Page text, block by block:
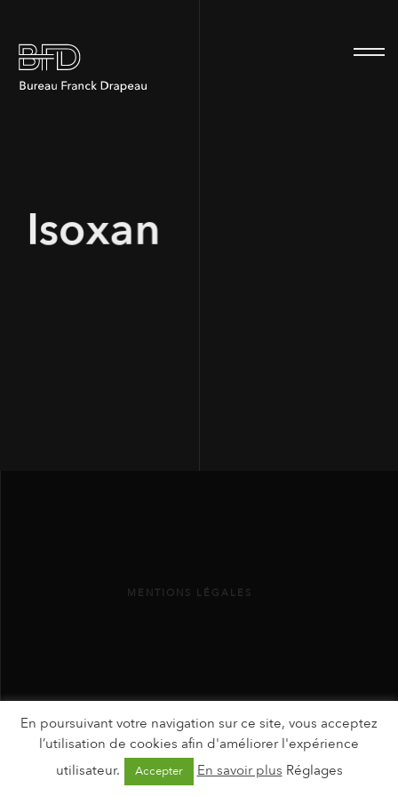
Isoxan
MENTIONS LÉGALES
En poursuivant votre navigation sur ce site, vous acceptez
l’utilisation de cookies afin d'améliorer l'expérience
utilisateur.
Accepter En savoir plus Réglages